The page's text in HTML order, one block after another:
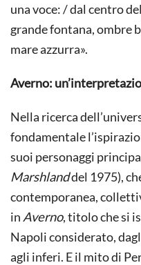
una voce: / dal centro
grande fontana, ombre
mare azzurra».
Averno:
Nella ricerca
fondamentale
suoi personaggi
Marshlanddel 1975),
contemporanea,
in Averno, titolo che si
Napoli considerato,
agli inferi. E il mito di